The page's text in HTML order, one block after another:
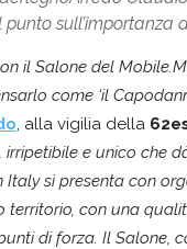
sull’importanza
il Salone del
come ‘il
, alla vigilia della
e unico che
Italy si presenta con
territorio, con una
di forza. Il Salone,